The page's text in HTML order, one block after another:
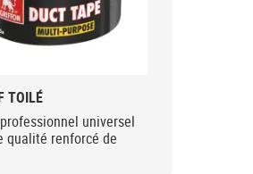
TOILÉ
universel
qualité renforcé de